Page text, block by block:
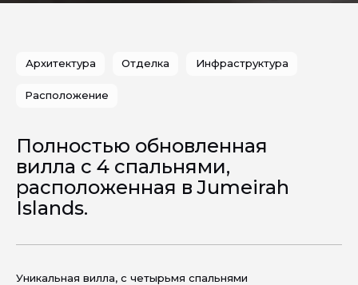
Полностью обновленная
вилла с 4 спальнями,
расположенная в Jumeirah
Islands.
Уникальная вилла, с четырьмя спальнями
Архитектура Отделка Инфраструктура
Расположение